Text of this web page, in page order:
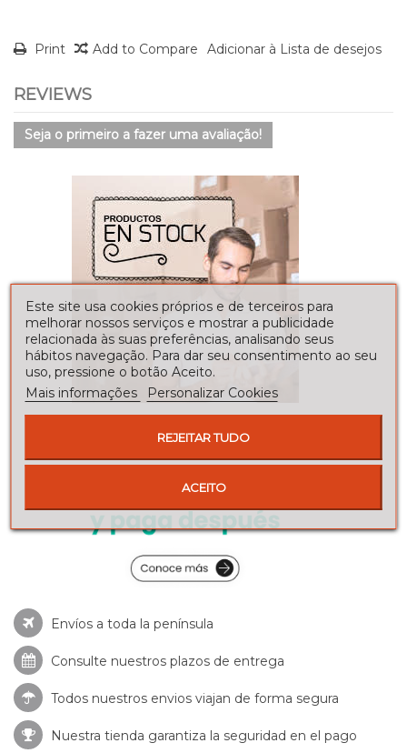
Print Add to Compare Adicionar à Lista de desejos
REVIEWS
Seja o primeiro a fazer uma avaliação!
Envíos a toda la península
Consulte nuestros plazos de entrega
Todos nuestros envios viajan de forma segura
Nuestra tienda garantiza la seguridad en el pago
Este site usa cookies próprios e de terceiros para
melhorar nossos serviços e mostrar a publicidade
relacionada às suas preferências, analisando seus
hábitos navegação. Para dar seu consentimento ao seu
uso, pressione o botão Aceito.
Mais informações
Personalizar Cookies
REJEITAR TUDO
ACEITO